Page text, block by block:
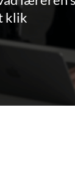
klik